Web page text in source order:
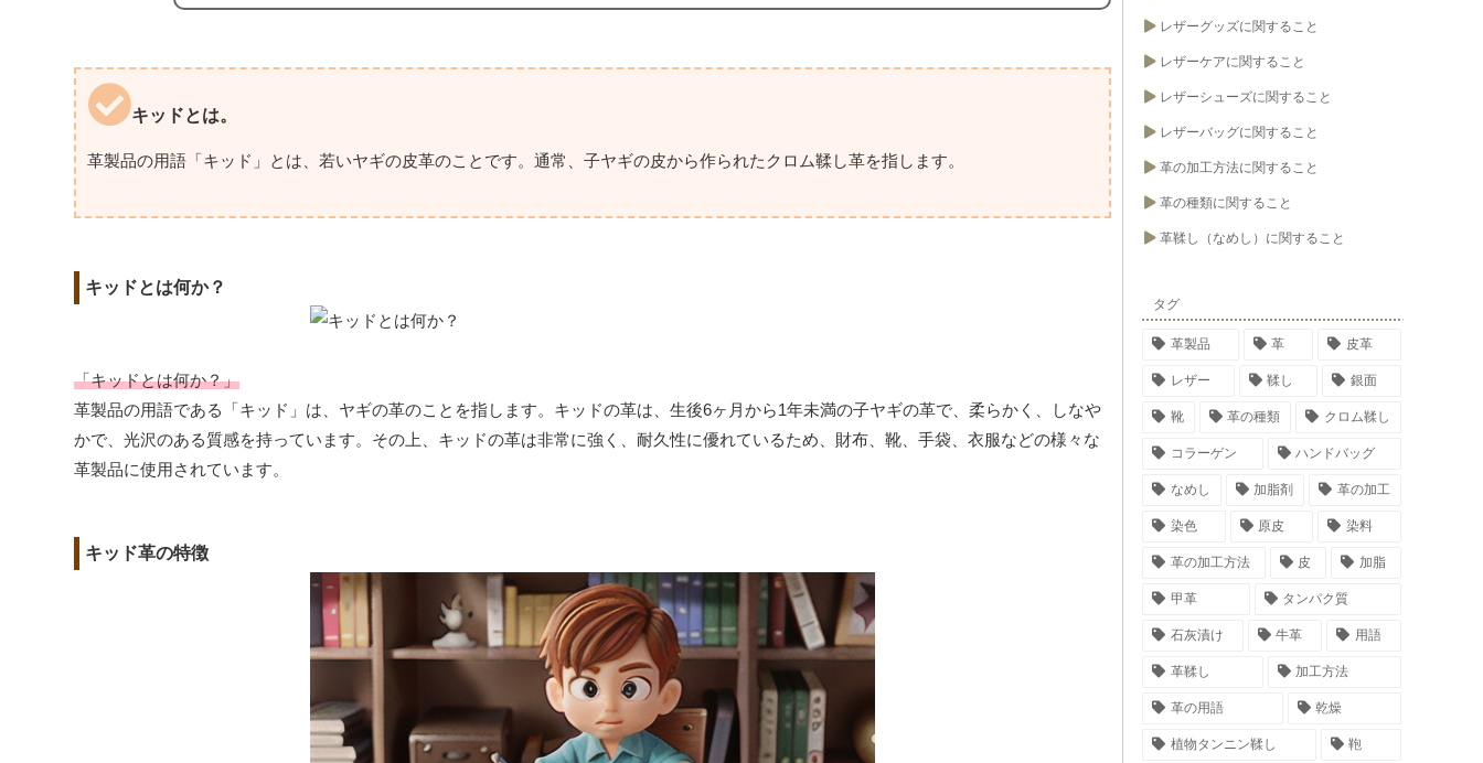
キッドとは。
革製品の用語「キッド」とは、若いヤギの皮革のことです。通常、子ヤギの皮から作られたクロム鞣し革を指します。
キッドとは何か？
「キッドとは何か？」
革製品の用語である「キッド」は、ヤギの革のことを指します。キッドの革は、生後6ヶ月から1年未満の子ヤギの革で、柔らかく、しなや
かで、光沢のある質感を持っています。その上、キッドの革は非常に強く、耐久性に優れているため、財布、靴、手袋、衣服などの様々な
革製品に使用されています。
キッド革の特徴
レザーグッズに関すること
レザーケアに関すること
レザーシューズに関すること
レザーバッグに関すること
革の加工方法に関すること
革の種類に関すること
革鞣し（なめし）に関すること
タグ
革製品 革 皮革
レザー 鞣し 銀面
靴 革の種類 クロム鞣し
コラーゲン ハンドバッグ
なめし 加脂剤 革の加工
染色 原皮 染料
革の加工方法 皮 加脂
甲革 タンパク質
石灰漬け 牛革 用語
革鞣し 加工方法
革の用語 乾燥
植物タンニン鞣し 鞄